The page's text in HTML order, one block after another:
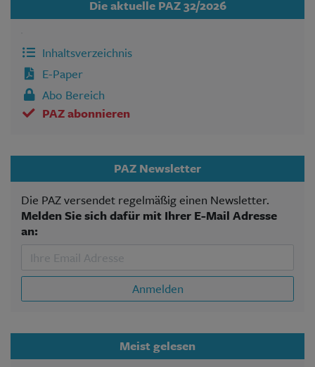
Die aktuelle PAZ 32/2026
Inhaltsverzeichnis
E-Paper
Abo Bereich
PAZ abonnieren
PAZ Newsletter
Die PAZ versendet regelmäßig einen Newsletter.
Melden Sie sich dafür mit Ihrer E-Mail Adresse
an:
Anmelden
Meist gelesen